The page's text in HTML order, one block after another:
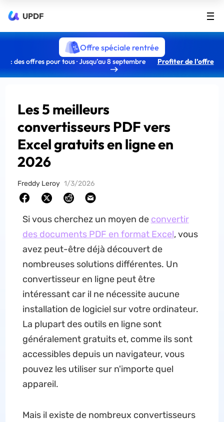
UPDF
Offre spéciale rentrée
: des offres pour tous · Jusqu’au 8 septembre Profiter de l’offre
Les 5 meilleurs
convertisseurs PDF vers
Excel gratuits en ligne en
2026
Freddy Leroy 1/3/2026
Si vous cherchez un moyen de convertir
des documents PDF en format Excel, vous
avez peut-être déjà découvert de
nombreuses solutions différentes. Un
convertisseur en ligne peut être
intéressant car il ne nécessite aucune
installation de logiciel sur votre ordinateur.
La plupart des outils en ligne sont
généralement gratuits et, comme ils sont
accessibles depuis un navigateur, vous
pouvez les utiliser sur n'importe quel
appareil.
Mais il existe de nombreux convertisseurs